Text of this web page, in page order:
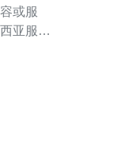
或服
亚服务
试连接